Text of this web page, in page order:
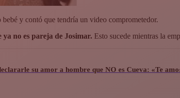
y contó que tendría un video comprometedor.
no es pareja de Josimar. Esto sucede mientras la
su amor a hombre que NO es Cueva: «Te